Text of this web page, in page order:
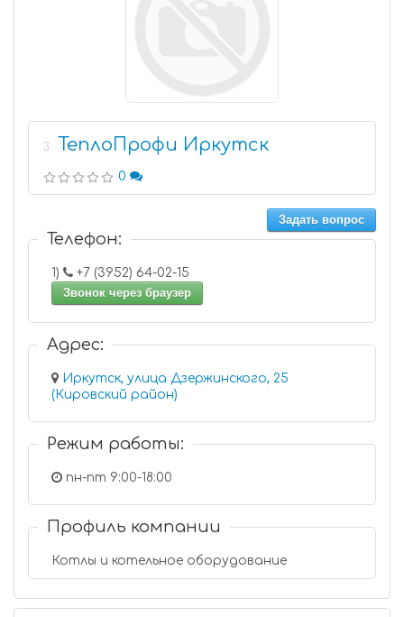
3 ТеплоПрофи Иркутск
0
Задать вопрос
Телефон:
1)
+7 (3952) 64-02-15
Звонок через браузер
Адрес:
Иркутск, улица Дзержинского, 25
(Кировский район)
Режим работы:
пн-пт 9:00-18:00
Профиль компании
Котлы и котельное оборудование